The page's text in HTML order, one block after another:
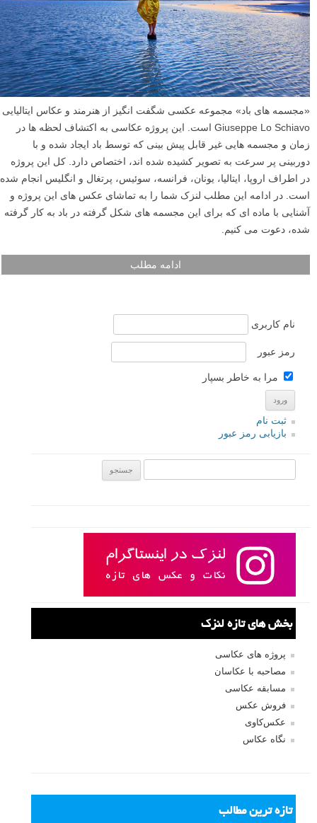
«مجسمه های باد» مجموعه عکسی شگفت انگیز از هنرمند و عکاس ایتالیایی
Giuseppe Lo Schiavo است. این پروژه عکاسی به اکتشاف لحظه ها در
زمان و مجسمه هایی غیر قابل پیش بینی که توسط باد ایجاد شده و با
دوربینی پر سرعت به تصویر کشیده شده اند، اختصاص دارد. کل این پروژه
در اطراف اروپا، ایتالیا، یونان، فرانسه، سوئیس، پرتغال و انگلیس انجام شده
است. در ادامه این مطلب لنزک شما را به تماشای عکس های این پروژه و
آشنایی با ماده ای که برای این مجسمه های شکل گرفته در باد به کار گرفته
شده، دعوت می کنیم.
ادامه مطلب
نام کاربری
رمز عبور
مرا به خاطر بسپار
ثبت نام
بازیابی رمز عبور
بخش های تازه لنزک
پروژه های عکاسی
مصاحبه با عکاسان
مسابقه عکاسی
فروش عکس
عکس‌کاوی
نگاه عکاس
تازه ترین مطالب